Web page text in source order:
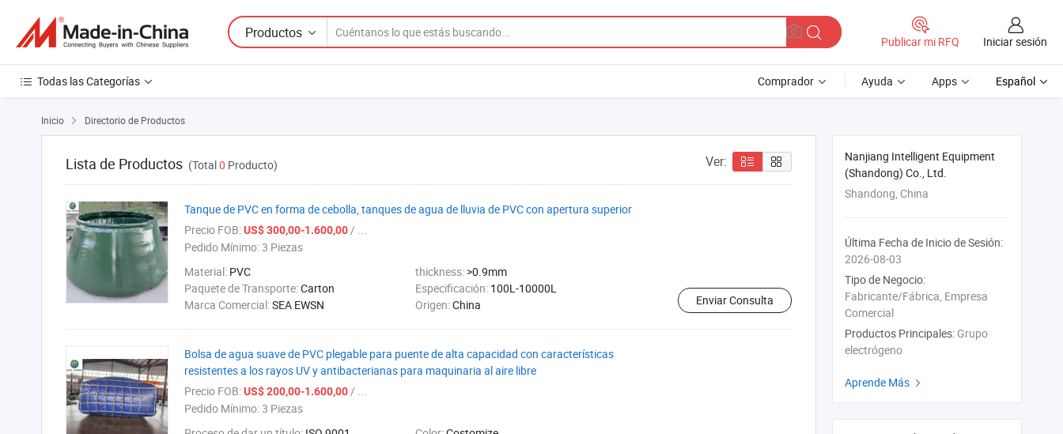
Productos
Publicar mi RFQ Iniciar sesión
Todas las Categorías Comprador Ayuda Apps Español
Inicio  Directorio de Productos
Lista de Productos (Total0 Producto) Ver:
Tanque de PVC en forma de cebolla, tanques de agua de lluvia de PVC con apertura superior
Precio FOB:US$ 300,00-1.600,00/ ...
Pedido Mínimo:3 Piezas
Material: PVC thickness: >0.9mm
Paquete de Transporte:Carton Especificación: 100L-10000L
Marca Comercial:SEA EWSN Origen:China Enviar Consulta
Bolsa de agua suave de PVC plegable para puente de alta capacidad con características
resistentes a los rayos UV y antibacterianas para maquinaria al aire libre
Precio FOB:US$ 200,00-1.600,00/ ...
Pedido Mínimo:3 Piezas
Nanjiang Intelligent Equipment
(Shandong) Co., Ltd.
Shandong, China
Última Fecha de Inicio de Sesión:
2026-08-03
Tipo de Negocio:
Fabricante/Fábrica, Empresa
Comercial
Productos Principales: Grupo
electrógeno
Aprende Más 